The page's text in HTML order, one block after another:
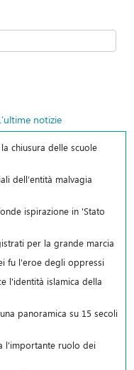
notizie
chiusura delle scuole
dell’entità malvagia
ispirazione in 'Stato
per la grande marcia
fu l'eroe degli oppressi
l'identità islamica della
panoramica su 15 secoli
l'importante ruolo dei